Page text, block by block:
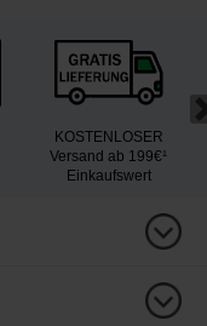
KOSTENLOSER
Versand ab 199€¹
Einkaufswert